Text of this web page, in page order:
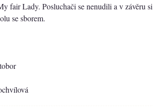
fair Lady. Posluchači se nenudili a v závěru
se sborem.